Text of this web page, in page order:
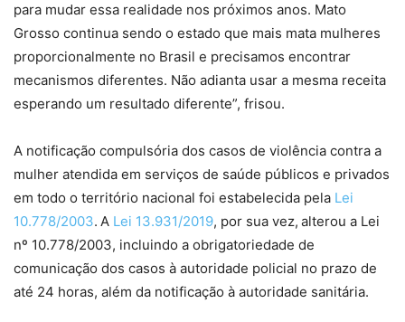
para mudar essa realidade nos próximos anos. Mato
Grosso continua sendo o estado que mais mata mulheres
proporcionalmente no Brasil e precisamos encontrar
mecanismos diferentes. Não adianta usar a mesma receita
esperando um resultado diferente”, frisou.
A notificação compulsória dos casos de violência contra a
mulher atendida em serviços de saúde públicos e privados
em todo o território nacional foi estabelecida pela Lei
10.778/2003. A Lei 13.931/2019, por sua vez, alterou a Lei
nº 10.778/2003, incluindo a obrigatoriedade de
comunicação dos casos à autoridade policial no prazo de
até 24 horas, além da notificação à autoridade sanitária.